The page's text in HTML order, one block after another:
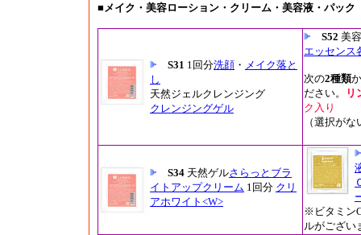
■メイク・美容ローション・クリーム・美容液・パック
S31 1回分洗顔 ・ メイク落と
し
天然ジェルクレンジング
クレンジングゲル
S52 美
エッセンス
次の2種類
ださい。
リ
ク入り
（選択が
S34 天然ゲルさらっとブラ
イトアップクリーム 1回分 クリ
アホワイト<W>
※ビタミン
ルがござい